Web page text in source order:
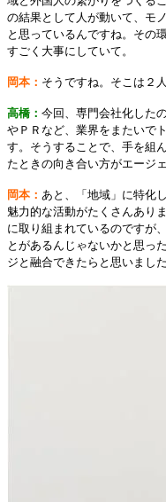
の結果として人が動いて、モ
と思っているんですね。その
すごく大事にしていて。
岡本： そうですね。そこは２
高橋： 今回、専門会社化した
やＰＲなど、業界をまたいで
す。そうすることで、手を組
たときの向き合い方がエージ
岡本： あと、「地域」に特化
魅力的な活動がたくさんあり
に取り組まれているのですが
とがあるんじゃないかと思っ
ジと融合できたらと思いました